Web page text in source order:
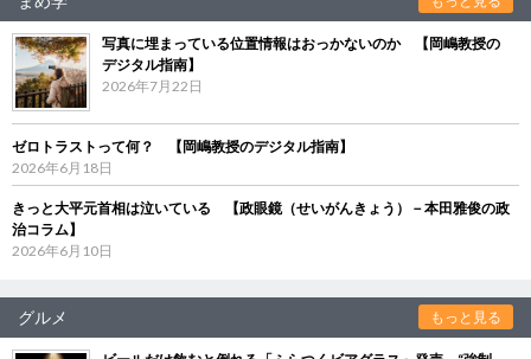
写真に埋まっている位置情報はおっかないのか 【岡嶋教授の
デジタル指南】
2026年7月22日
ゼロトラストって何？ 【岡嶋教授のデジタル指南】
2026年6月18日
きっと大平元首相は泣いている 【政眼鏡（せいがんきょう）－本田雅俊の政
治コラム】
2026年6月10日
グルメ もっと見る